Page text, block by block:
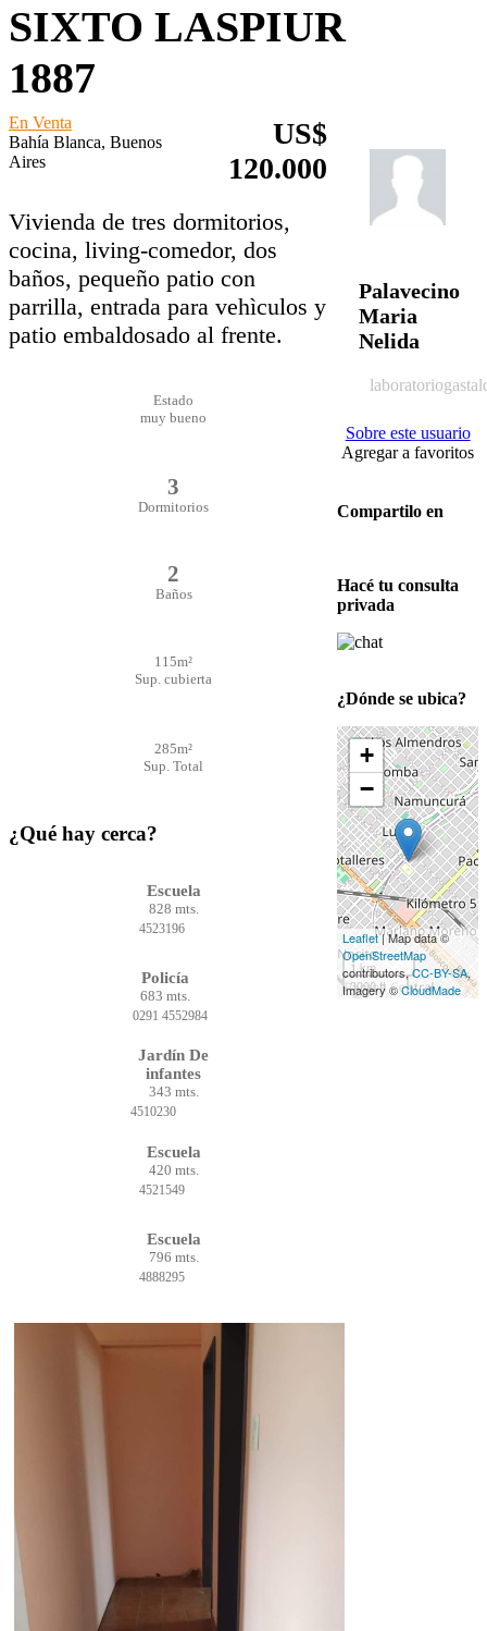
SIXTO LASPIUR
1887
En Venta
Bahía Blanca, Buenos
Aires
US$
120.000
Vivienda de tres dormitorios,
cocina, living-comedor, dos
baños, pequeño patio con
parrilla, entrada para vehìculos y
patio embaldosado al frente.
Estado
muy bueno
3
Dormitorios
2
Baños
115m²
Sup. cubierta
285m²
Sup. Total
¿Qué hay cerca?
Escuela
828 mts.
4523196
Policía
683 mts.
0291 4552984
Jardín De
infantes
343 mts.
4510230
Escuela
420 mts.
4521549
Escuela
796 mts.
4888295
Palavecino
Maria
Nelida
Sobre este usuario
Agregar a favoritos
Compartilo en
Hacé tu consulta
privada
¿Dónde se ubica?
+
−
1 km
3000 ft
Leaflet| Map data ©
OpenStreetMap
contributors,CC-BY-SA,
Imagery ©CloudMade